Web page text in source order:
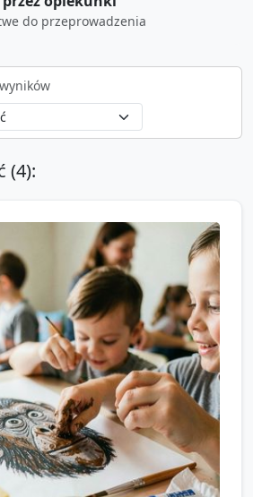
do przeprowadzenia
wyników
(4):